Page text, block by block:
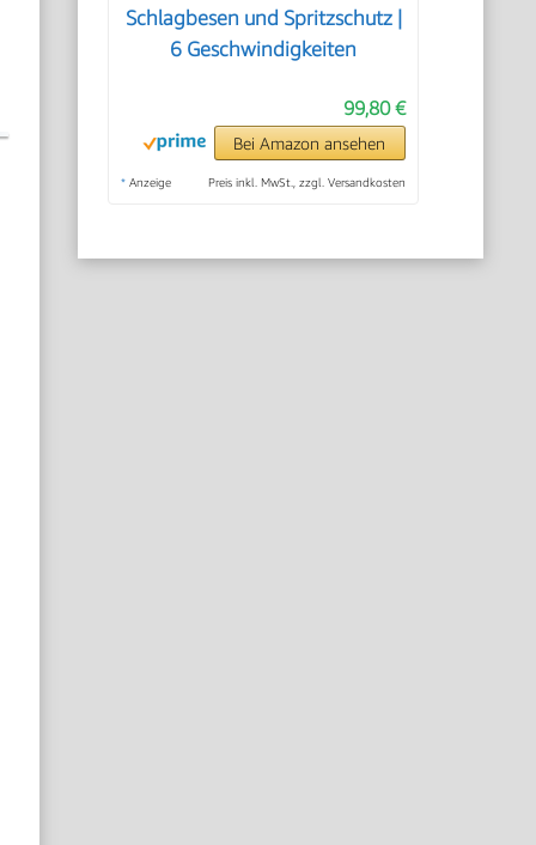
Schlagbesen und Spritzschutz |
6 Geschwindigkeiten
99,80 €
Bei Amazon ansehen
* Anzeige Preis inkl. MwSt., zzgl. Versandkosten